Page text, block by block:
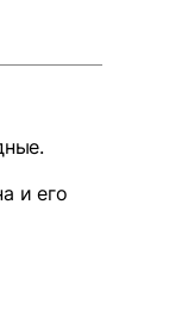
и его